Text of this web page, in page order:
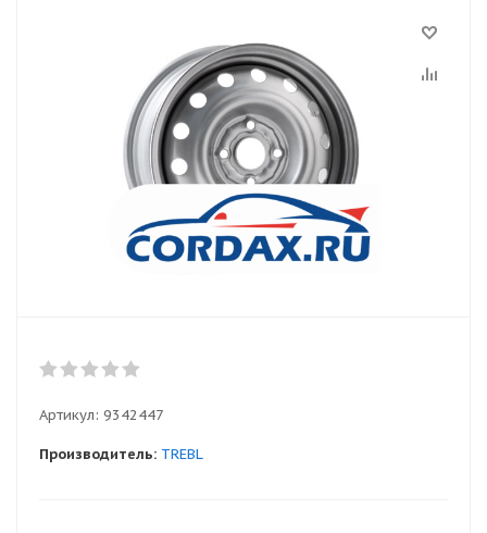
Артикул: 9342447
Производитель: TREBL